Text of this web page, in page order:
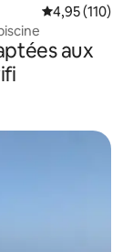
Évaluation
4,95 (110)
aux